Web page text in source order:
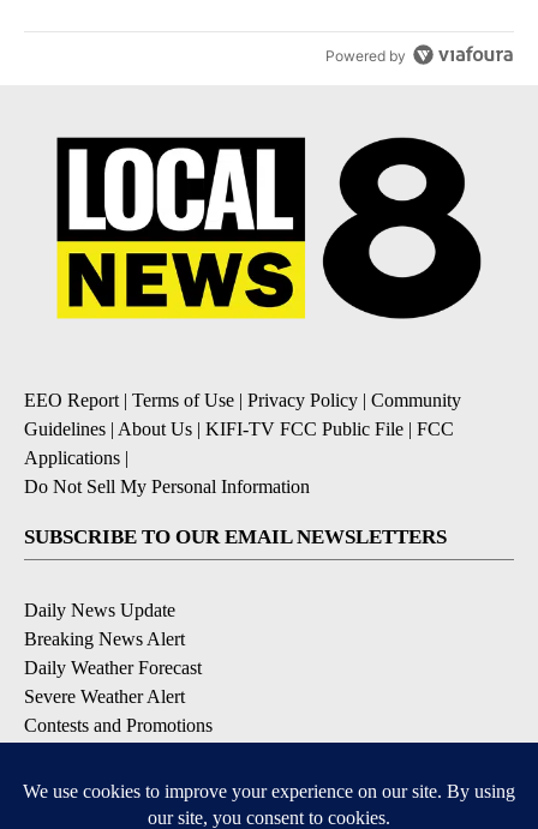
Powered by
EEO Report | Terms of Use | Privacy Policy | Community
Guidelines | About Us | KIFI-TV FCC Public File | FCC
Applications |
Do Not Sell My Personal Information
SUBSCRIBE TO OUR EMAIL NEWSLETTERS
Daily News Update
Breaking News Alert
Daily Weather Forecast
Severe Weather Alert
Contests and Promotions